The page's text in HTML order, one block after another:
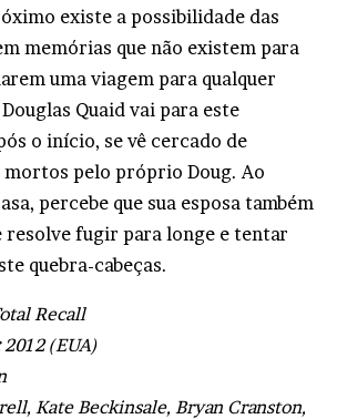
existe a possibilidade das
memórias que não existem para
uma viagem para qualquer
Quaid vai para este
o início, se vê cercado de
mortos pelo próprio Doug. Ao
percebe que sua esposa também
resolve fugir para longe e tentar
quebra-cabeças.
Recall
2012 (EUA)
Kate Beckinsale, Bryan Cranston,